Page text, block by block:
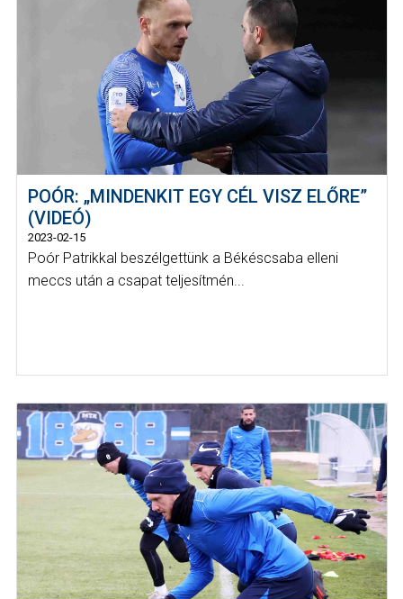
POÓR: „MINDENKIT EGY CÉL VISZ ELŐRE”
(VIDEÓ)
2023-02-15
Poór Patrikkal beszélgettünk a Békéscsaba elleni
meccs után a csapat teljesítmén...